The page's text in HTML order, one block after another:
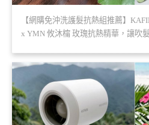
【網購免沖洗護髮抗熱組推薦】
x YMN 攸沐橣 玫瑰抗熱精華，讓吹